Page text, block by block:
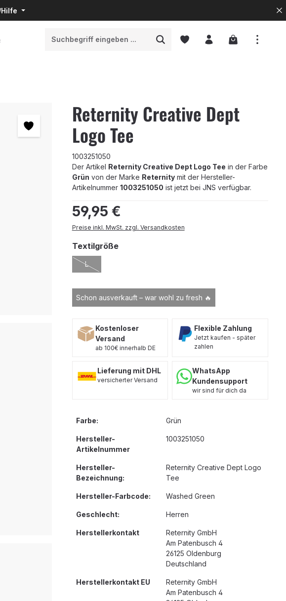
Warenkorb
Reternity Creative Dept
Logo Tee
1003251050
Der Artikel Reternity Creative Dept Logo Tee in der Farbe
Grün von der Marke Reternitymit der Hersteller-
Artikelnummer 1003251050 ist jetzt bei JNS verfügbar.
Regulärer Preis:
59,95 €
Preise inkl. MwSt. zzgl. Versandkosten
Schon ausverkauft – war wohl zu fresh 🔥
Textilgrößeauswählen
L
(Diese Option ist zurzeit nicht verfügbar.)
Kostenloser
Versand
ab 100€ innerhalb DE
Flexible Zahlung
Jetzt kaufen - später
zahlen
Lieferung mit DHL
versicherter Versand
WhatsApp
Kundensupport
wir sind für dich da
Farbe: Grün
Hersteller-
Artikelnummer
1003251050
Hersteller-
Bezeichnung:
Reternity Creative Dept Logo
Tee
Hersteller-Farbcode: Washed Green
Geschlecht: Herren
Herstellerkontakt
Reternity GmbH
Am Patenbusch 4
26125 Oldenburg
Deutschland
Herstellerkontakt EU
Reternity GmbH
Am Patenbusch 4